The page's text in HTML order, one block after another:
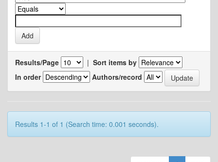
Results/Page | Sort items by
In order
Authors/record
Results 1-1 of 1 (Search time: 0.001 seconds).